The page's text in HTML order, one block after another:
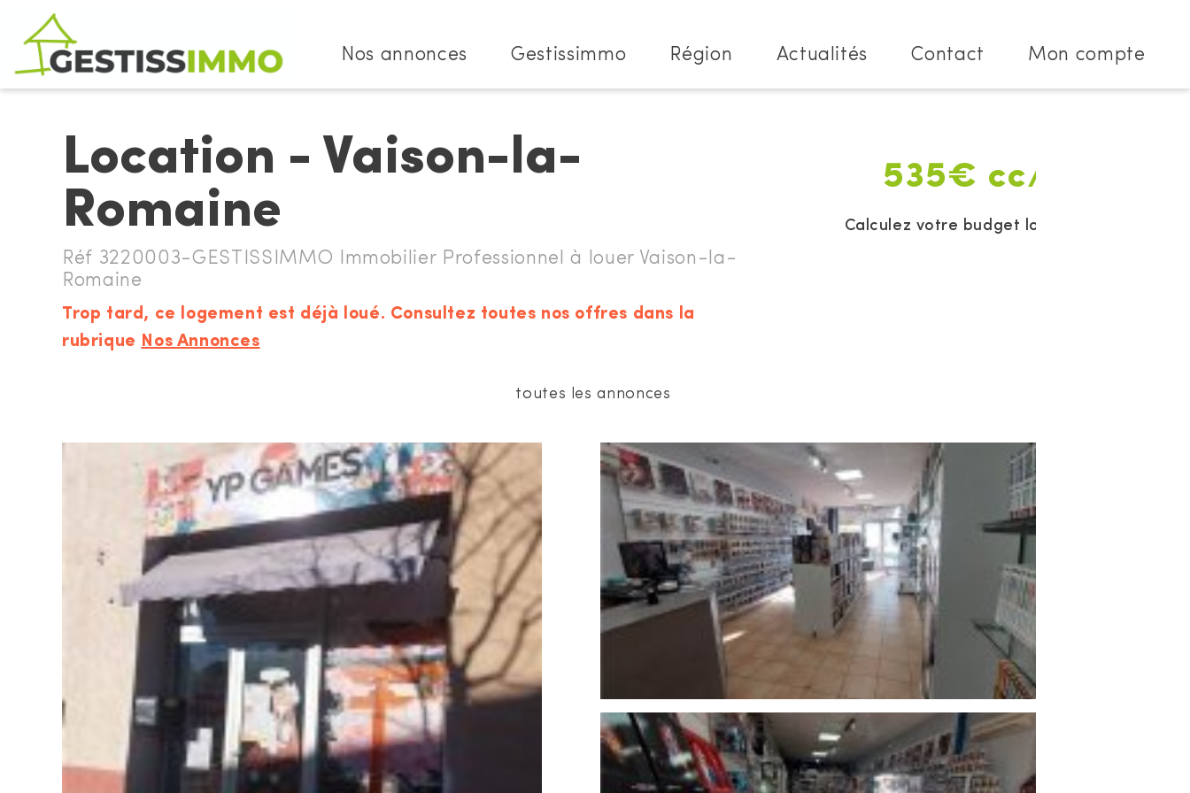
Nos annonces Gestissimmo Région Actualités Contact Mon compte
Location - Vaison-la-
Romaine
Réf 3220003-GESTISSIMMO Immobilier Professionnel à louer Vaison-la-
Romaine
Trop tard, ce logement est déjà loué. Consultez toutes nos offres dans la
rubrique Nos Annonces
535€ cc/mois
Calculez votre budget location
toutes les annonces